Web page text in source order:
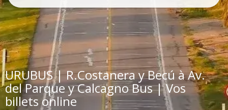
URUBUS | R.Costanera y Becú à Av.
del Parque y Calcagno Bus | Vos
billets online